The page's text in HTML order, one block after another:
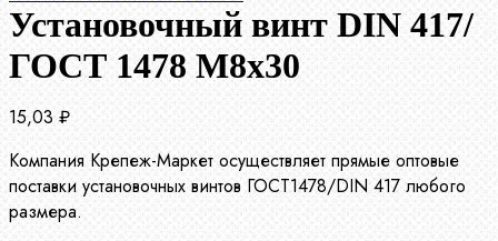
Установочный винт DIN 417/
ГОСТ 1478 М8х30
15,03 ₽
Компания Крепеж-Маркет осуществляет прямые оптовые
поставки установочных винтов ГОСТ1478/DIN 417 любого
размера.